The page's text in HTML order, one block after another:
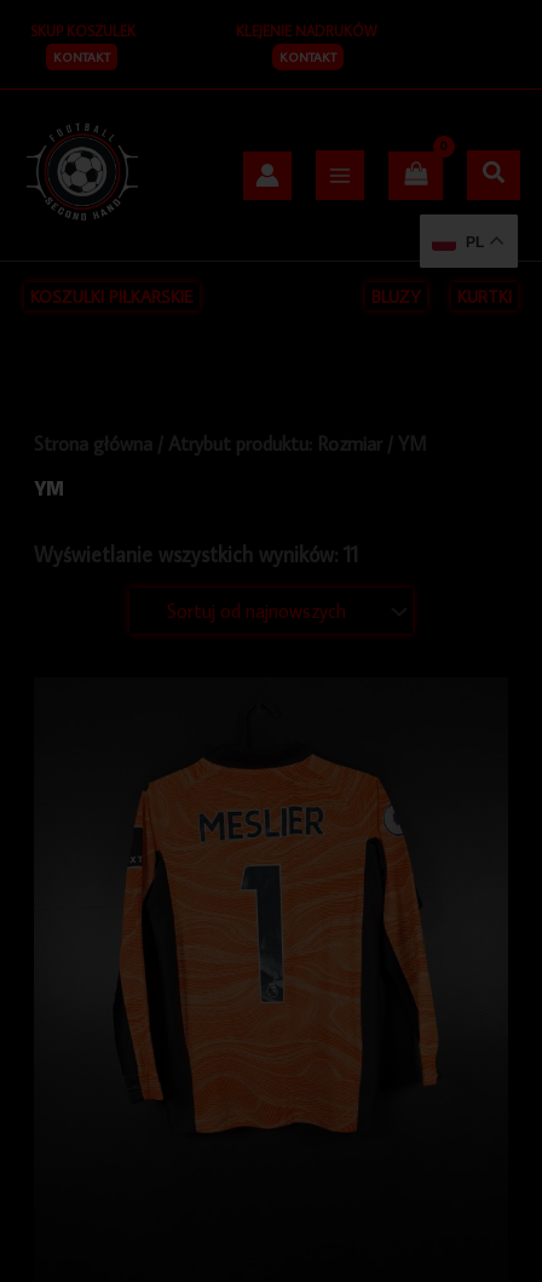
treści
SKUP KOSZULEK
KONTAKT
KLEJENIE NADRUKÓW
KONTAKT
KOSZULKI PIŁKARSKIE BLUZY KURTKI
u
Strona główna / Atrybut produktu: Rozmiar / YM
YM
Wyświetlanie wszystkich wyników: 11
według
PL